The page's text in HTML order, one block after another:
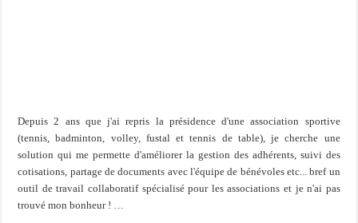
Depuis 2 ans que j'ai repris la présidence d'une association sportive
(tennis, badminton, volley, fustal et tennis de table), je cherche une
solution qui me permette d'améliorer la gestion des adhérents, suivi des
cotisations, partage de documents avec l'équipe de bénévoles etc... bref un
outil de travail collaboratif spécialisé pour les associations et je n'ai pas
trouvé mon bonheur ! …